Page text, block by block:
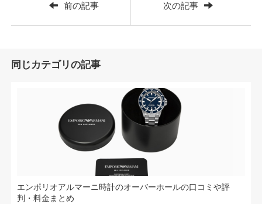
前の記事 次の記事
同じカテゴリの記事
エンポリオアルマーニ時計のオーバーホールの口コミや評
判・料金まとめ